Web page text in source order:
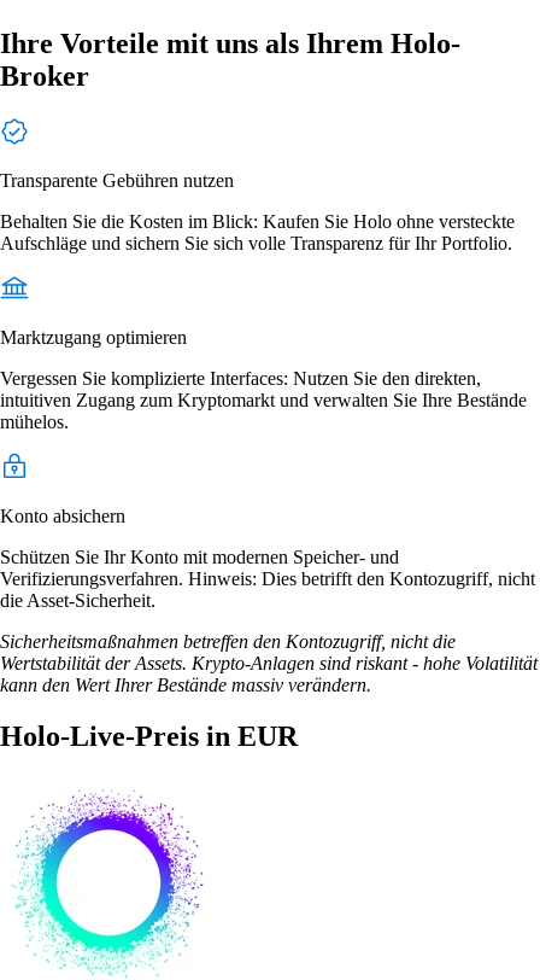
Ihre Vorteile mit uns als Ihrem Holo-
Broker
Transparente Gebühren nutzen
Behalten Sie die Kosten im Blick: Kaufen Sie Holo ohne versteckte
Aufschläge und sichern Sie sich volle Transparenz für Ihr Portfolio.
Marktzugang optimieren
Vergessen Sie komplizierte Interfaces: Nutzen Sie den direkten,
intuitiven Zugang zum Kryptomarkt und verwalten Sie Ihre Bestände
mühelos.
Konto absichern
Schützen Sie Ihr Konto mit modernen Speicher- und
Verifizierungsverfahren. Hinweis: Dies betrifft den Kontozugriff, nicht
die Asset-Sicherheit.
Sicherheitsmaßnahmen betreffen den Kontozugriff, nicht die
Wertstabilität der Assets. Krypto-Anlagen sind riskant - hohe Volatilität
kann den Wert Ihrer Bestände massiv verändern.
Holo-Live-Preis in EUR